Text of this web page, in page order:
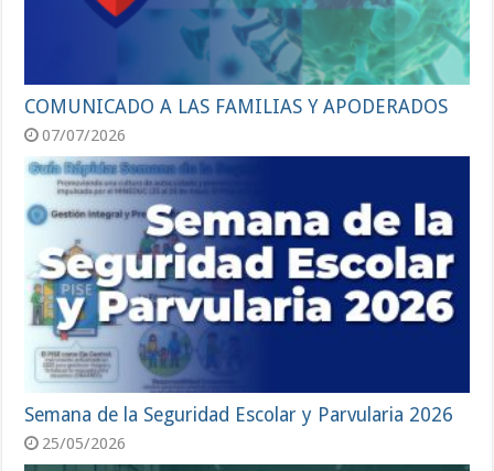
COMUNICADO A LAS FAMILIAS Y APODERADOS
07/07/2026
Semana de la Seguridad Escolar y Parvularia 2026
25/05/2026